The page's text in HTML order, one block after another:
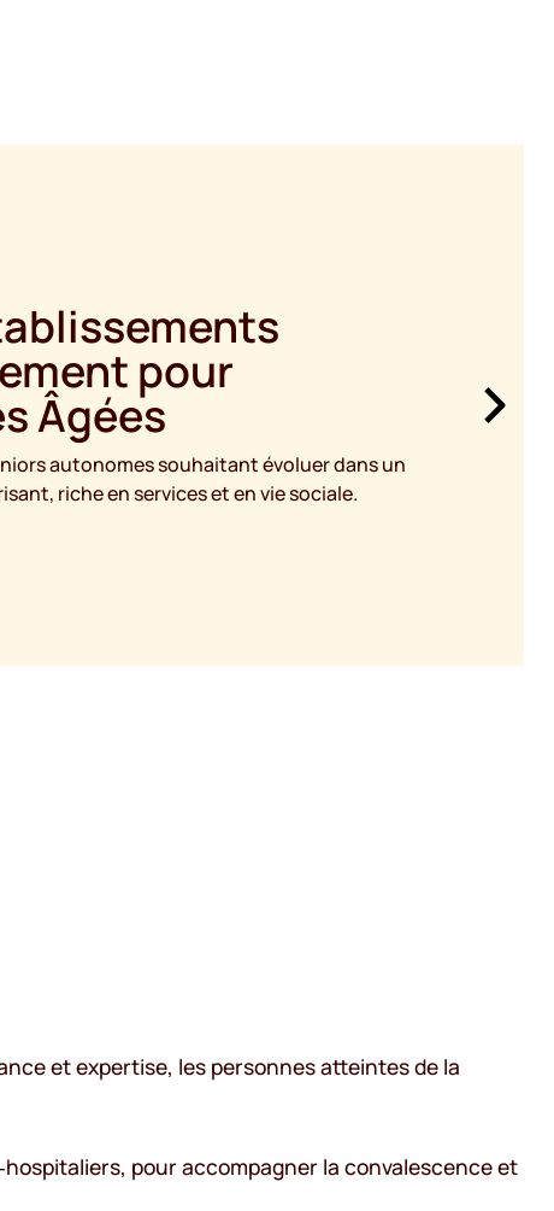
pour
Âgées
autonomes souhaitant évoluer dans un
riche en services et en vie sociale.
et expertise, les personnes atteintes de la
pour accompagner la convalescence et